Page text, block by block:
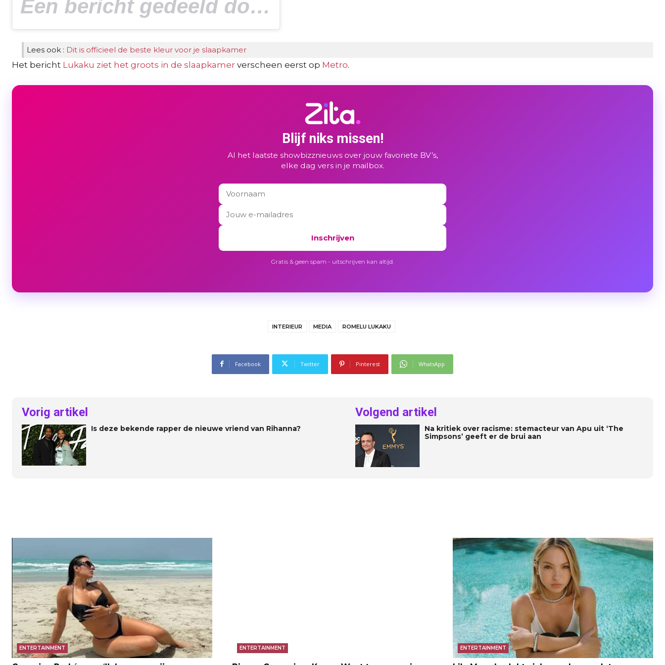
Een bericht gedeeld door
Lees ook : Dit is officieel de beste kleur voor je slaapkamer
Het bericht Lukaku ziet het groots in de slaapkamer verscheen eerst op Metro.
Blijf niks missen!
Al het laatste showbizznieuws over jouw favoriete BV’s,
elke dag vers in je mailbox.
Inschrijven
Gratis & geen spam - uitschrijven kan altijd.
INTERIEUR MEDIA ROMELU LUKAKU
Facebook Twitter Pinterest WhatsApp
Vorig artikel
Is deze bekende rapper de nieuwe vriend van Rihanna?
Volgend artikel
Na kritiek over racisme: stemacteur van Apu uit ‘The
Simpsons’ geeft er de brui aan
ENTERTAINMENT ENTERTAINMENT ENTERTAINMENT